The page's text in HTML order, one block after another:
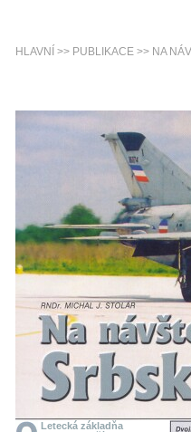
HLAVNÍ >> PUBLIKACE >> NA
Letecká základňa